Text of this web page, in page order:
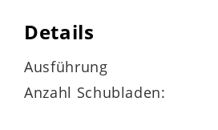
vereint moderne Ästhetik
Ordnung schaffen
Details
Ausführung
Anzahl Schubladen: